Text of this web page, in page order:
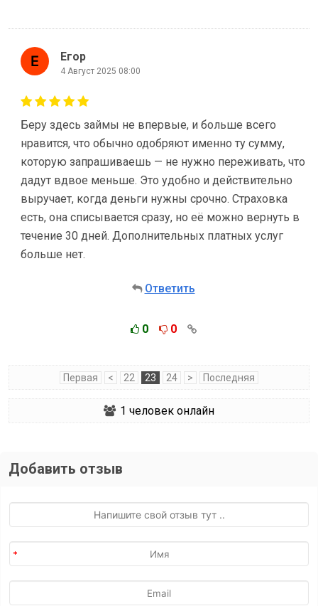
Егор
4 Август 2025 08:00
Беру здесь займы не впервые, и больше всего
нравится, что обычно одобряют именно ту сумму,
которую запрашиваешь — не нужно переживать, что
дадут вдвое меньше. Это удобно и действительно
выручает, когда деньги нужны срочно. Страховка
есть, она списывается сразу, но её можно вернуть в
течение 30 дней. Дополнительных платных услуг
больше нет.
Ответить
0 0
Первая < 22 23 24 > Последняя
1 человек онлайн
Добавить отзыв